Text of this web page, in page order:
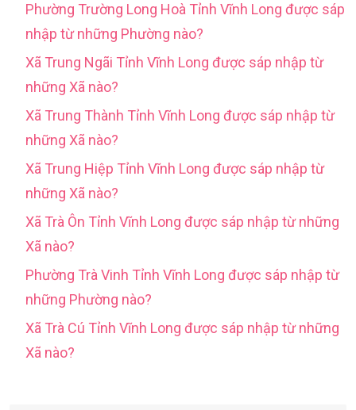
Phường Trường Long Hoà Tỉnh Vĩnh Long được sáp
nhập từ những Phường nào?
Xã Trung Ngãi Tỉnh Vĩnh Long được sáp nhập từ
những Xã nào?
Xã Trung Thành Tỉnh Vĩnh Long được sáp nhập từ
những Xã nào?
Xã Trung Hiệp Tỉnh Vĩnh Long được sáp nhập từ
những Xã nào?
Xã Trà Ôn Tỉnh Vĩnh Long được sáp nhập từ những
Xã nào?
Phường Trà Vinh Tỉnh Vĩnh Long được sáp nhập từ
những Phường nào?
Xã Trà Cú Tỉnh Vĩnh Long được sáp nhập từ những
Xã nào?